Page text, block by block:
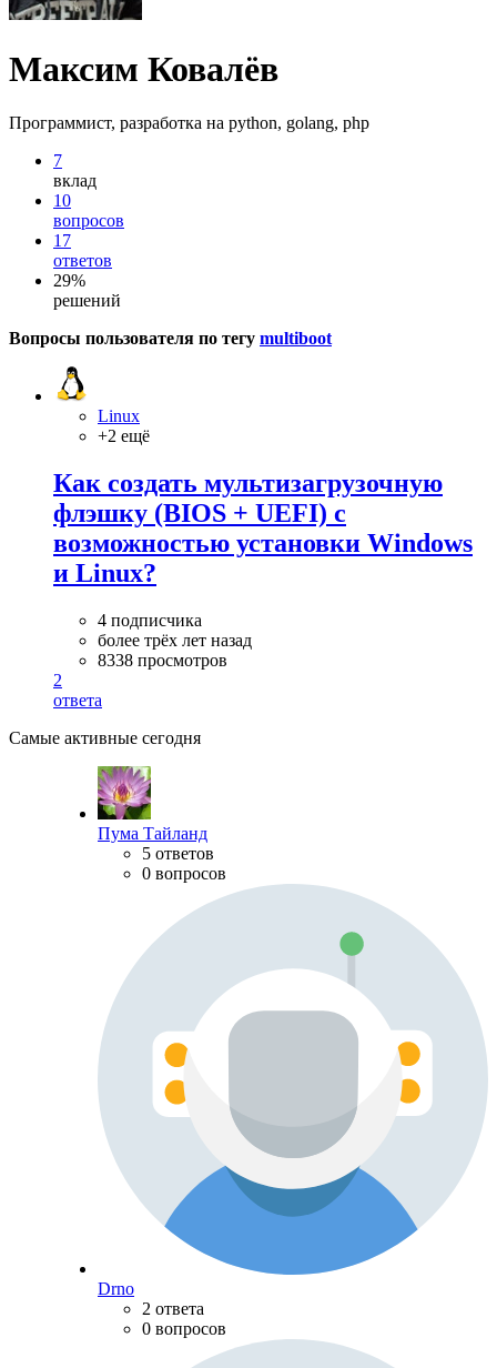
Максим Ковалёв
Программист, разработка на python, golang, php
7
вклад
10
вопросов
17
ответов
29%
решений
Вопросы пользователя по тегу multiboot
Linux
+2 ещё
Как создать мультизагрузочную
флэшку (BIOS + UEFI) с
возможностью установки Windows
и Linux?
4 подписчика
более трёх лет назад
8338 просмотров
2
ответа
Самые активные сегодня
Пума Тайланд
5 ответов
0 вопросов
Drno
2 ответа
0 вопросов